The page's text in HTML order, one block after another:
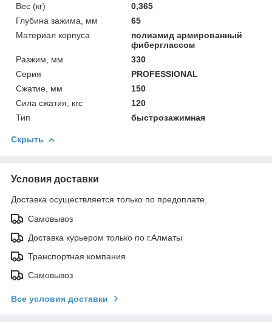
Вес (кг)
0,365
Глубина зажима, мм
65
Материал корпуса
полиамид армированный
фиберглассом
Разжим, мм
330
Серия
PROFESSIONAL
Сжатие, мм
150
Сила сжатия, кгс
120
Тип
быстрозажимная
Скрыть
Условия доставки
Доставка осуществляется только по предоплате.
Самовывоз
Доставка курьером только по г.Алматы
Транспортная компания
Самовывоз
Все условия доставки